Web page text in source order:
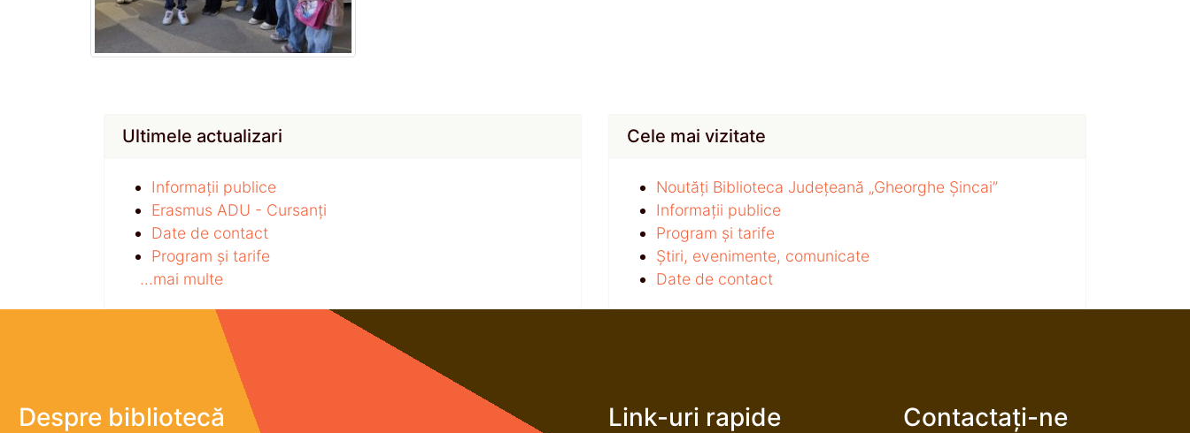
Ultimele actualizari
Informații publice
Erasmus ADU - Cursanți
Date de contact
Program și tarife
...mai multe
Cele mai vizitate
Noutăți Biblioteca Județeană „Gheorghe Șincai”
Informații publice
Program și tarife
Știri, evenimente, comunicate
Date de contact
Despre bibliotecă Link-uri rapide Contactați-ne